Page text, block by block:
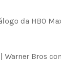
da HBO
Warner Bros